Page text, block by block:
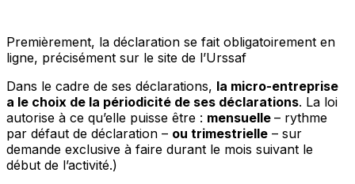
Premièrement, la déclaration se fait obligatoirement en
ligne, précisément sur le site de l’Urssaf
Dans le cadre de ses déclarations, la micro-entreprise
a le choix de la périodicité de ses déclarations. La loi
autorise à ce qu’elle puisse être : mensuelle – rythme
par défaut de déclaration – ou trimestrielle – sur
demande exclusive à faire durant le mois suivant le
début de l’activité.)